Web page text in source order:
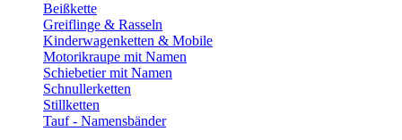
Beißkette
Greiflinge & Rasseln
Kinderwagenketten & Mobile
Motorikraupe mit Namen
Schiebetier mit Namen
Schnullerketten
Stillketten
Tauf - Namensbänder